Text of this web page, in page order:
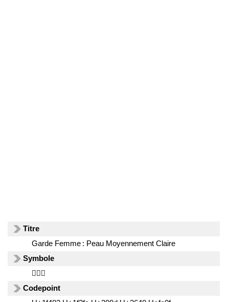
Titre
Garde Femme : Peau Moyennement Claire
Symbole
💂🏼‍♀️
Codepoint